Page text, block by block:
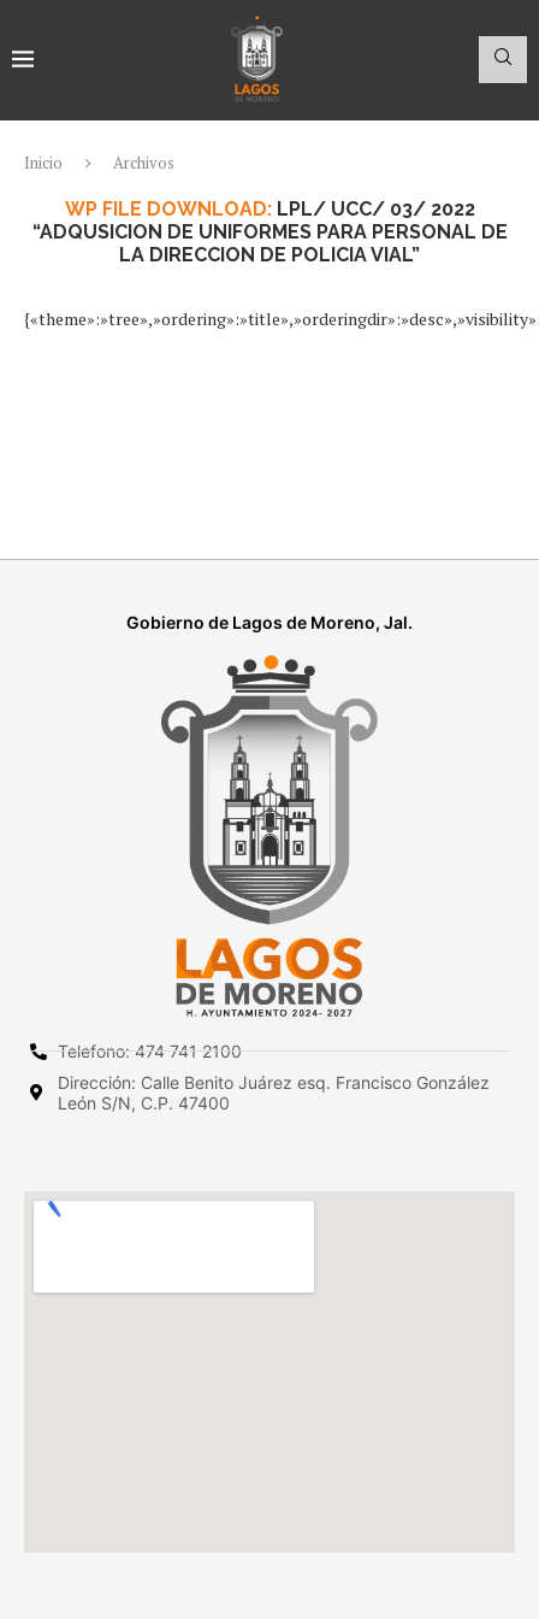
Inicio Archivos
WP FILE DOWNLOAD: LPL/ UCC/ 03/ 2022
“ADQUSICION DE UNIFORMES PARA PERSONAL DE
LA DIRECCION DE POLICIA VIAL”
Gobierno de Lagos de Moreno, Jal.
Telefono: 474 741 2100
Dirección: Calle Benito Juárez esq. Francisco González
León S/N, C.P. 47400